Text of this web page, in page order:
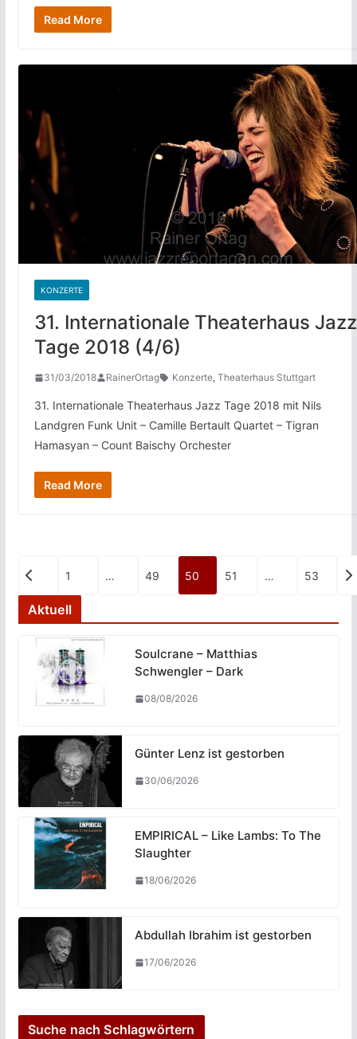
Read More
KONZERTE
31. Internationale Theaterhaus Jazz
Tage 2018 (4/6)
31/03/2018 RainerOrtag Konzerte, Theaterhaus Stuttgart
31. Internationale Theaterhaus Jazz Tage 2018 mit Nils
Landgren Funk Unit – Camille Bertault Quartet – Tigran
Hamasyan – Count Baischy Orchester
Read More
Seitennummerierung
der
Beiträge
1 … 49 50 51 … 53
Aktuell
Soulcrane – Matthias
Schwengler – Dark
08/08/2026
Günter Lenz ist gestorben
30/06/2026
EMPIRICAL – Like Lambs: To The
Slaughter
18/06/2026
Abdullah Ibrahim ist gestorben
17/06/2026
Suche nach Schlagwörtern